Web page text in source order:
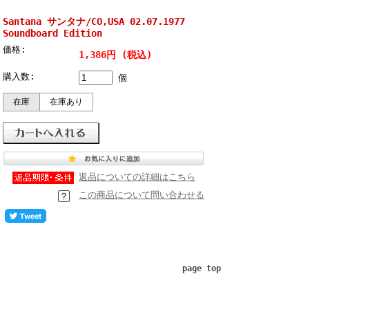
Santana サンタナ/CO,USA 02.07.1977
Soundboard Edition
価格: 1,386円 (税込)
購入数: 個
在庫 在庫あり
返品についての詳細はこちら
この商品について問い合わせる
page top